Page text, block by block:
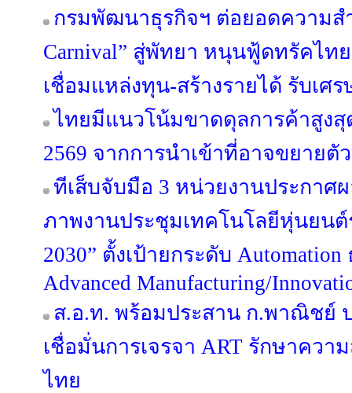
กรมพัฒนาธุรกิจฯ ต่อยอดความสำ
Carnival” สู่พัทยา หนุนฟู้ดทรัคไท
เชื่อมแหล่งทุน-สร้างรายได้ รับเศร
ไทยมีแนวโน้มขาดดุลการค้าสูง
2569 จากการนำเข้าที่อาจขยายตั
ทีเส็บจับมือ 3 หน่วยงานประกาศ
ภาพงานประชุมเทคโนโลยีหุ่นยนต์
2030” ตั้งเป้ายกระดับ
Advanced Manufacturing/
ส.อ.ท. พร้อมประสาน ก.พาณิชย์
เชื่อมั่นการเจรจา ART รักษาคว
ไทย